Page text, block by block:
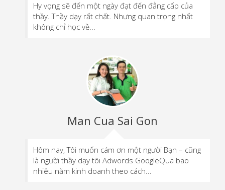
Hy vọng sẽ đến một ngày đạt đến đẳng cấp của
thầy. Thầy dạy rất chất. Nhưng quan trọng nhất
không chỉ học về...
Man Cua Sai Gon
Hôm nay, Tôi muốn cám ơn một người Bạn – cũng
là người thầy dạy tôi Adwords GoogleQua bao
nhiêu năm kinh doanh theo cách...